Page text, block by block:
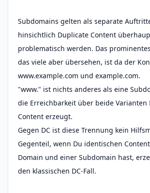
Subdomains gelten als separate
hinsichtlich Duplicate Content
problematisch werden. Das
das viele aber übersehen, ist da der
www.example.com und example.com.
"www." ist nichts anderes als eine
die Erreichbarkeit über beide Varianten
Content erzeugt.
Gegen DC ist diese Trennung kein
Gegenteil, wenn Du identischen
Domain und einer Subdomain hast,
den klassischen DC-Fall.